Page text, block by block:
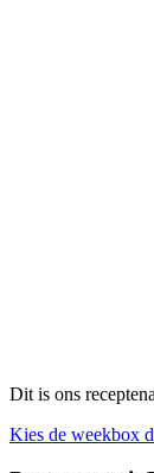
Dit is ons
Kies de weekbox